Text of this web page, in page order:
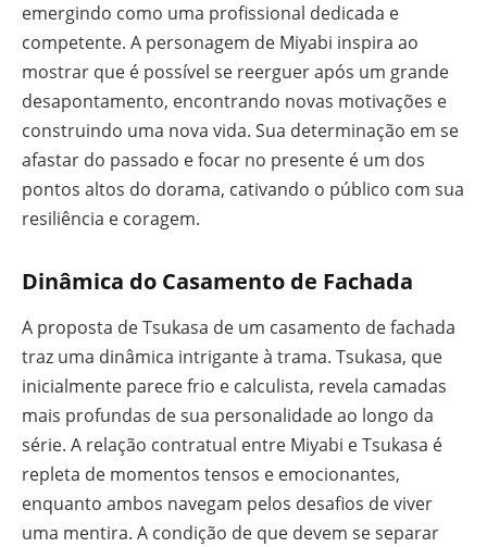
emergindo como uma profissional dedicada e
competente. A personagem de Miyabi inspira ao
mostrar que é possível se reerguer após um grande
desapontamento, encontrando novas motivações e
construindo uma nova vida. Sua determinação em se
afastar do passado e focar no presente é um dos
pontos altos do dorama, cativando o público com sua
resiliência e coragem.
Dinâmica do Casamento de Fachada
A proposta de Tsukasa de um casamento de fachada
traz uma dinâmica intrigante à trama. Tsukasa, que
inicialmente parece frio e calculista, revela camadas
mais profundas de sua personalidade ao longo da
série. A relação contratual entre Miyabi e Tsukasa é
repleta de momentos tensos e emocionantes,
enquanto ambos navegam pelos desafios de viver
uma mentira. A condição de que devem se separar